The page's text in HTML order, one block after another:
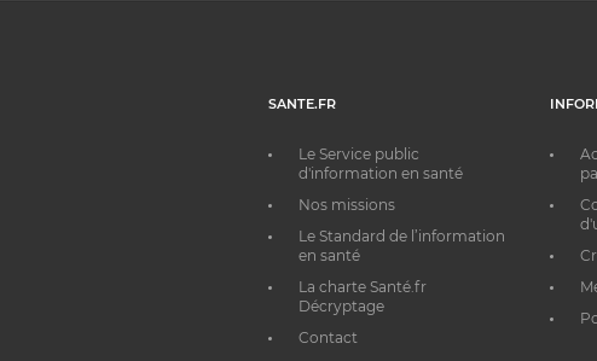
SANTE.FR
Le Service public
d'information en santé
Nos missions
Le Standard de l’information
en santé
La charte Santé.fr
Décryptage
Contact